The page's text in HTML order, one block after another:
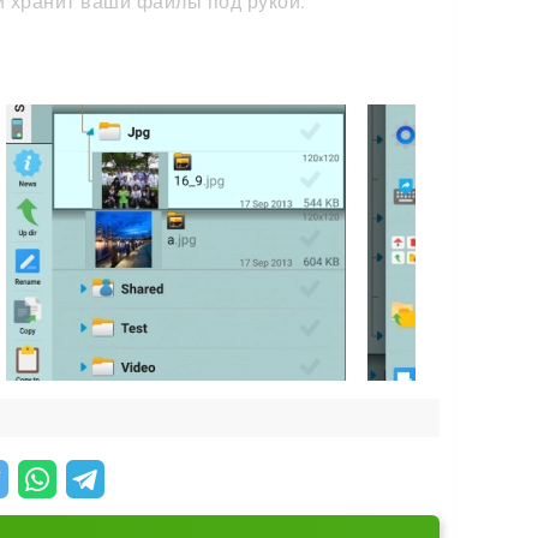
нужный документ с телефона, планшета
Отдельный плеер устанавливать не
до мультимедиа. Это делает его
для всех ваших устройств.